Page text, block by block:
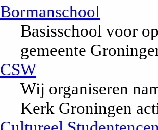
Bormanschool
Basisschool voor
gemeente
CSW
Wij organiseren
Kerk Groningen